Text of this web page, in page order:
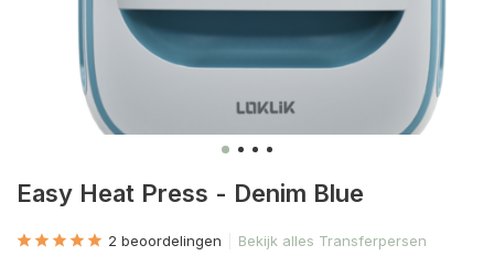
Easy Heat Press - Denim Blue
2 beoordelingen Bekijk alles Transferpersen